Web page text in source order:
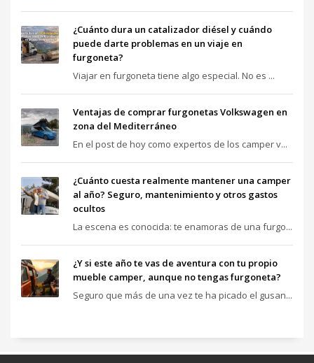
¿Cuánto dura un catalizador diésel y cuándo
puede darte problemas en un viaje en
furgoneta?
Viajar en furgoneta tiene algo especial. No es ...
Ventajas de comprar furgonetas Volkswagen en
zona del Mediterráneo
En el post de hoy como expertos de los camper v...
¿Cuánto cuesta realmente mantener una camper
al año? Seguro, mantenimiento y otros gastos
ocultos
La escena es conocida: te enamoras de una furgo...
¿Y si este año te vas de aventura con tu propio
mueble camper, aunque no tengas furgoneta?
Seguro que más de una vez te ha picado el gusan...